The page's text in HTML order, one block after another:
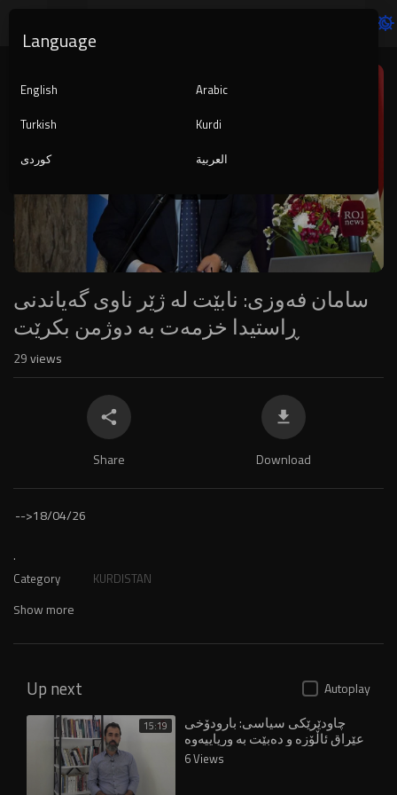
Player
auto
سامان فەوزی: نابێت لە ژێر ناوی گەیاندنی
ڕاستیدا خزمەت بە دوژمن بکرێت
29views
Share Download
-->18/04/26
.
Category KURDISTAN
Show more
Up next Autoplay
15:19 چاودێرێکی سیاسی: بارودۆخی
عێراق ئاڵۆزە و دەبێت بە وریاییەوە
مامەڵە بکرێت
6 Views
Language
English
Arabic
Turkish
Kurdi
کوردی
العربية